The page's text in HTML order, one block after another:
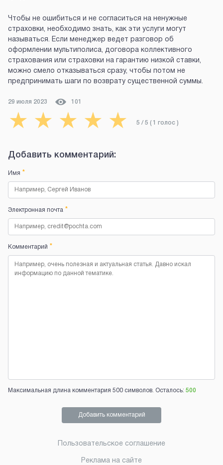
Чтобы не ошибиться и не согласиться на ненужные
страховки, необходимо знать, как эти услуги могут
называться. Если менеджер ведет разговор об
оформлении мультиполиса, договора коллективного
страхования или страховки на гарантию низкой ставки,
можно смело отказываться сразу, чтобы потом не
предпринимать шаги по возврату существенной суммы.
29 июля 2023 101
★ ★ ★ ★ ★ 5 / 5 ( 1 голос )
Добавить комментарий:
Имя *
Электронная почта *
Комментарий *
Максимальная длина комментария 500 символов. Осталось: 500
Добавить комментарий
Пользовательское соглашение
Реклама на сайте